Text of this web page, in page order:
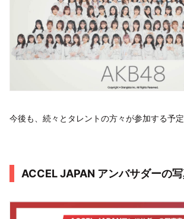
今後も、続々とタレントの方々が参加する予定
ACCEL JAPAN アンバサダーの